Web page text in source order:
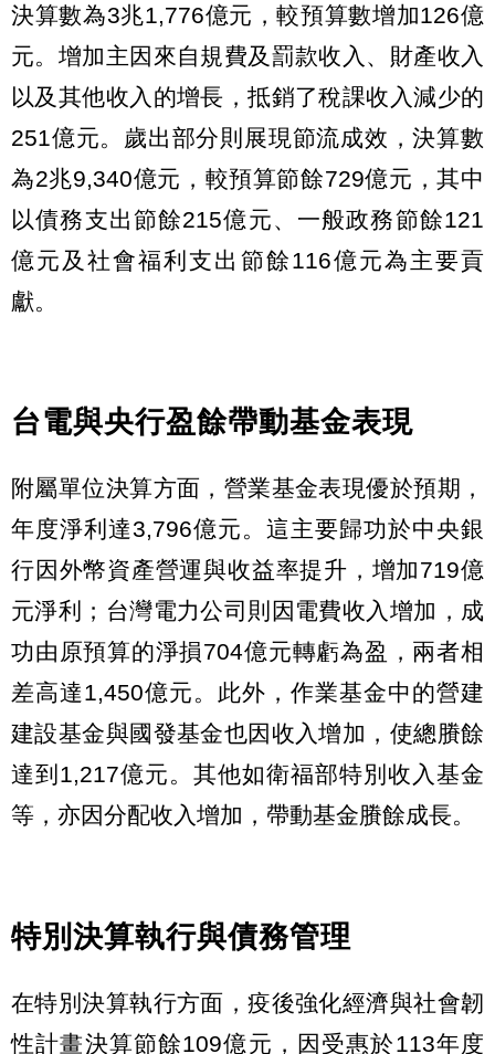
決算數為3兆1,776億元，較預算數增加126億
元。增加主因來自規費及罰款收入、財產收入
以及其他收入的增長，抵銷了稅課收入減少的
251億元。歲出部分則展現節流成效，決算數
為2兆9,340億元，較預算節餘729億元，其中
以債務支出節餘215億元、一般政務節餘121
億元及社會福利支出節餘116億元為主要貢
獻。
台電與央行盈餘帶動基金表現
附屬單位決算方面，營業基金表現優於預期，
年度淨利達3,796億元。這主要歸功於中央銀
行因外幣資產營運與收益率提升，增加719億
元淨利；台灣電力公司則因電費收入增加，成
功由原預算的淨損704億元轉虧為盈，兩者相
差高達1,450億元。此外，作業基金中的營建
建設基金與國發基金也因收入增加，使總賸餘
達到1,217億元。其他如衛福部特別收入基金
等，亦因分配收入增加，帶動基金賸餘成長。
特別決算執行與債務管理
在特別決算執行方面，疫後強化經濟與社會韌
性計畫決算節餘109億元，因受惠於113年度